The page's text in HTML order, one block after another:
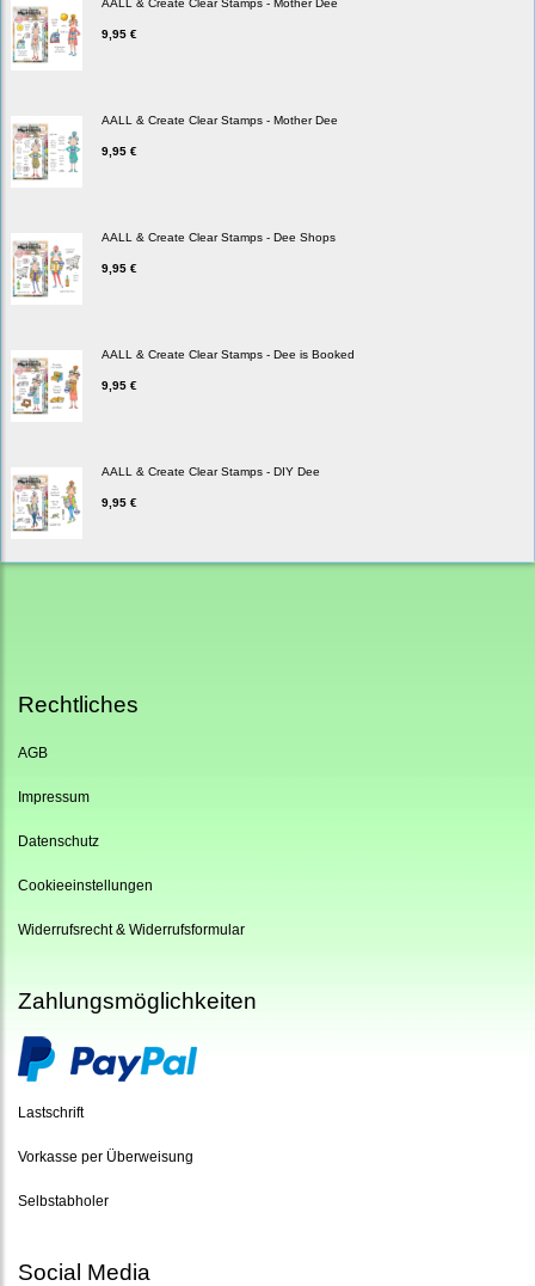
AALL & Create Clear Stamps - Mother Dee
9,95 €
AALL & Create Clear Stamps - Mother Dee
9,95 €
AALL & Create Clear Stamps - Dee Shops
9,95 €
AALL & Create Clear Stamps - Dee is Booked
9,95 €
AALL & Create Clear Stamps - DIY Dee
9,95 €
Rechtliches
AGB
Impressum
Datenschutz
Cookieeinstellungen
Widerrufsrecht & Widerrufsformular
Zahlungsmöglichkeiten
Lastschrift
Vorkasse per Überweisung
Selbstabholer
Social Media